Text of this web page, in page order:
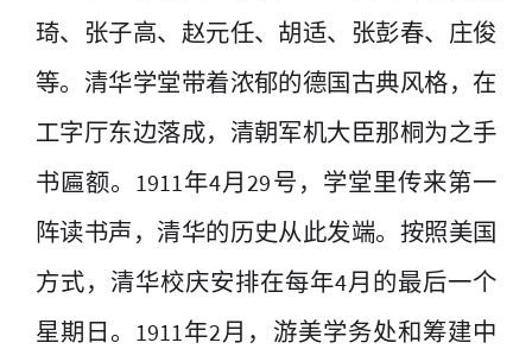
琦、张子高、赵元任、胡适、张彭春、庄俊
等。清华学堂带着浓郁的德国古典风格，在
工字厅东边落成，清朝军机大臣那桐为之手
书匾额。1911年4月29号，学堂里传来第一
阵读书声，清华的历史从此发端。按照美国
方式，清华校庆安排在每年4月的最后一个
星期日。1911年2月，游美学务处和筹建中